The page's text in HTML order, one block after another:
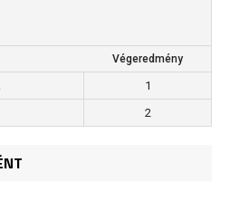
Végeredmény
1
2